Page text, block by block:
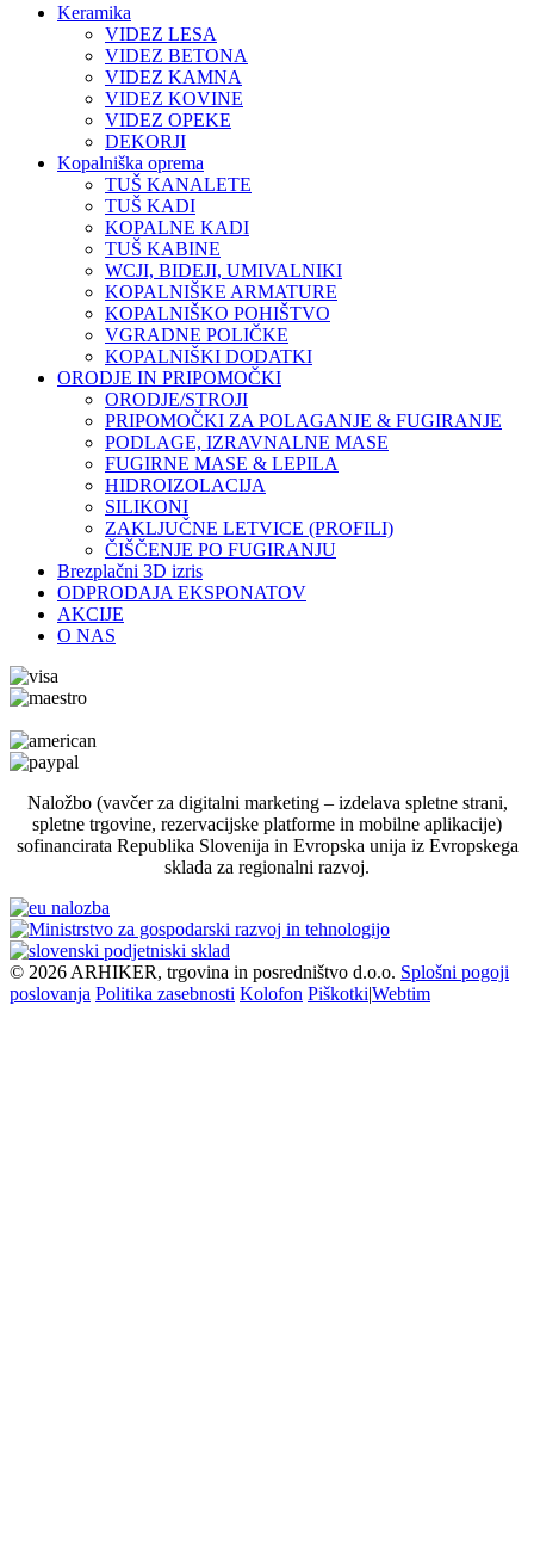
Keramika
VIDEZ LESA
VIDEZ BETONA
VIDEZ KAMNA
VIDEZ KOVINE
VIDEZ OPEKE
DEKORJI
Kopalniška oprema
TUŠ KANALETE
TUŠ KADI
KOPALNE KADI
TUŠ KABINE
WCJI, BIDEJI, UMIVALNIKI
KOPALNIŠKE ARMATURE
KOPALNIŠKO POHIŠTVO
VGRADNE POLIČKE
KOPALNIŠKI DODATKI
ORODJE IN PRIPOMOČKI
ORODJE/STROJI
PRIPOMOČKI ZA POLAGANJE & FUGIRANJE
PODLAGE, IZRAVNALNE MASE
FUGIRNE MASE & LEPILA
HIDROIZOLACIJA
SILIKONI
ZAKLJUČNE LETVICE (PROFILI)
ČIŠČENJE PO FUGIRANJU
Brezplačni 3D izris
ODPRODAJA EKSPONATOV
AKCIJE
O NAS
Naložbo (vavčer za digitalni marketing – izdelava spletne strani,
spletne trgovine, rezervacijske platforme in mobilne aplikacije)
sofinancirata Republika Slovenija in Evropska unija iz Evropskega
sklada za regionalni razvoj.
© 2026 ARHIKER, trgovina in posredništvo d.o.o. Splošni pogoji
poslovanja Politika zasebnosti Kolofon Piškotki|Webtim